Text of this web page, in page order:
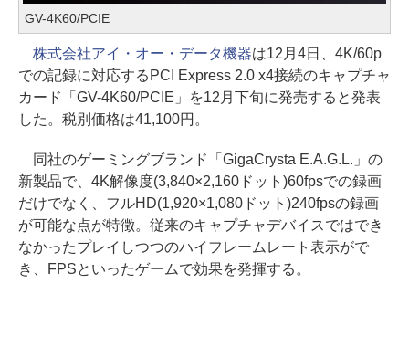
GV-4K60/PCIE
株式会社アイ・オー・データ機器は12月4日、4K/60p
での記録に対応するPCI Express 2.0 x4接続のキャプチャ
カード「GV-4K60/PCIE」を12月下旬に発売すると発表
した。税別価格は41,100円。
同社のゲーミングブランド「GigaCrysta E.A.G.L.」の
新製品で、4K解像度(3,840×2,160ドット)60fpsでの録画
だけでなく、フルHD(1,920×1,080ドット)240fpsの録画
が可能な点が特徴。従来のキャプチャデバイスではでき
なかったプレイしつつのハイフレームレート表示がで
き、FPSといったゲームで効果を発揮する。